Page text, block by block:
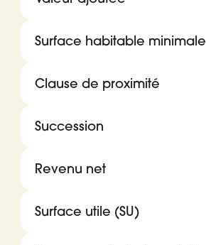
Surface habitable minimale
Clause de proximité
Succession
Revenu net
Surface utile (SU)